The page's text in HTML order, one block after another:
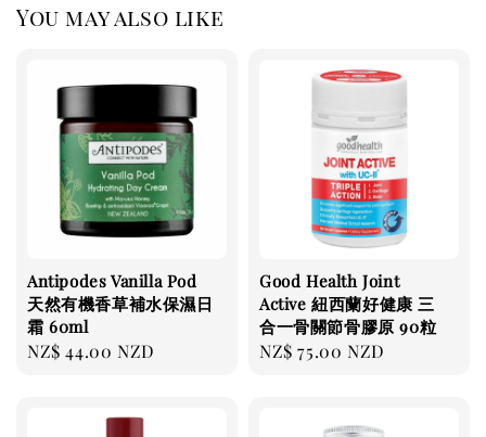
You may also like
Antipodes Vanilla Pod
天然有機香草補水保濕日
霜 60ml
Regular
NZ$ 44.00 NZD
Good Health Joint
Active 紐西蘭好健康 三
合一骨關節骨膠原 90粒
Regular
NZ$ 75.00 NZD